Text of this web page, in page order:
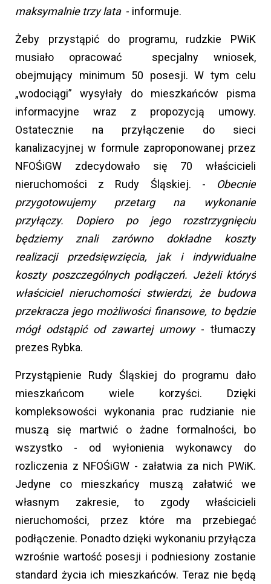
maksymalnie trzy lata- informuje.
Żeby przystąpić do programu, rudzkie PWiK
musiało opracować specjalny wniosek,
obejmujący minimum 50 posesji. W tym celu
„wodociągi” wysyłały do mieszkańców pisma
informacyjne wraz z propozycją umowy.
Ostatecznie na przyłączenie do sieci
kanalizacyjnej w formule zaproponowanej przez
NFOŚiGW zdecydowało się 70 właścicieli
nieruchomości z Rudy Śląskiej. - Obecnie
przygotowujemy przetarg na wykonanie
przyłączy. Dopiero po jego rozstrzygnięciu
będziemy znali zarówno dokładne koszty
realizacji przedsięwzięcia, jak i indywidualne
koszty poszczególnych podłączeń. Jeżeli któryś
właściciel nieruchomości stwierdzi, że budowa
przekracza jego możliwości finansowe, to będzie
mógł odstąpić od zawartej umowy- tłumaczy
prezes Rybka.
Przystąpienie Rudy Śląskiej do programu dało
mieszkańcom wiele korzyści. Dzięki
kompleksowości wykonania prac rudzianie nie
muszą się martwić o żadne formalności, bo
wszystko - od wyłonienia wykonawcy do
rozliczenia z NFOŚiGW - załatwia za nich PWiK.
Jedyne co mieszkańcy muszą załatwić we
własnym zakresie, to zgody właścicieli
nieruchomości, przez które ma przebiegać
podłączenie. Ponadto dzięki wykonaniu przyłącza
wzrośnie wartość posesji i podniesiony zostanie
standard życia ich mieszkańców. Teraz nie będą